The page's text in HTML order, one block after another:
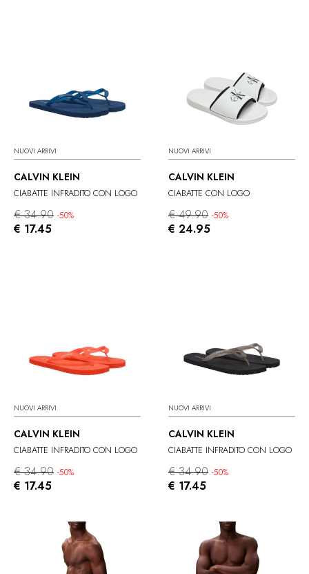
NUOVI ARRIVI
CALVIN KLEIN
CIABATTE INFRADITO CON LOGO
€ 34.90 -50%
€ 17.45
NUOVI ARRIVI
CALVIN KLEIN
CIABATTE CON LOGO
€ 49.90 -50%
€ 24.95
NUOVI ARRIVI
CALVIN KLEIN
CIABATTE INFRADITO CON LOGO
€ 34.90 -50%
€ 17.45
NUOVI ARRIVI
CALVIN KLEIN
CIABATTE INFRADITO CON LOGO
€ 34.90 -50%
€ 17.45